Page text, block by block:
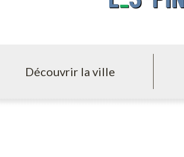
Découvrir la ville